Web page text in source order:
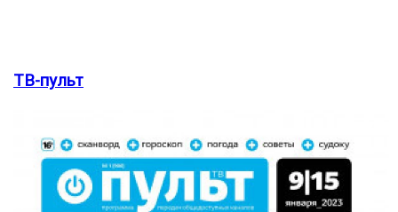
ТВ-пульт